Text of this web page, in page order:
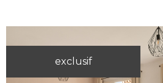
exclusif